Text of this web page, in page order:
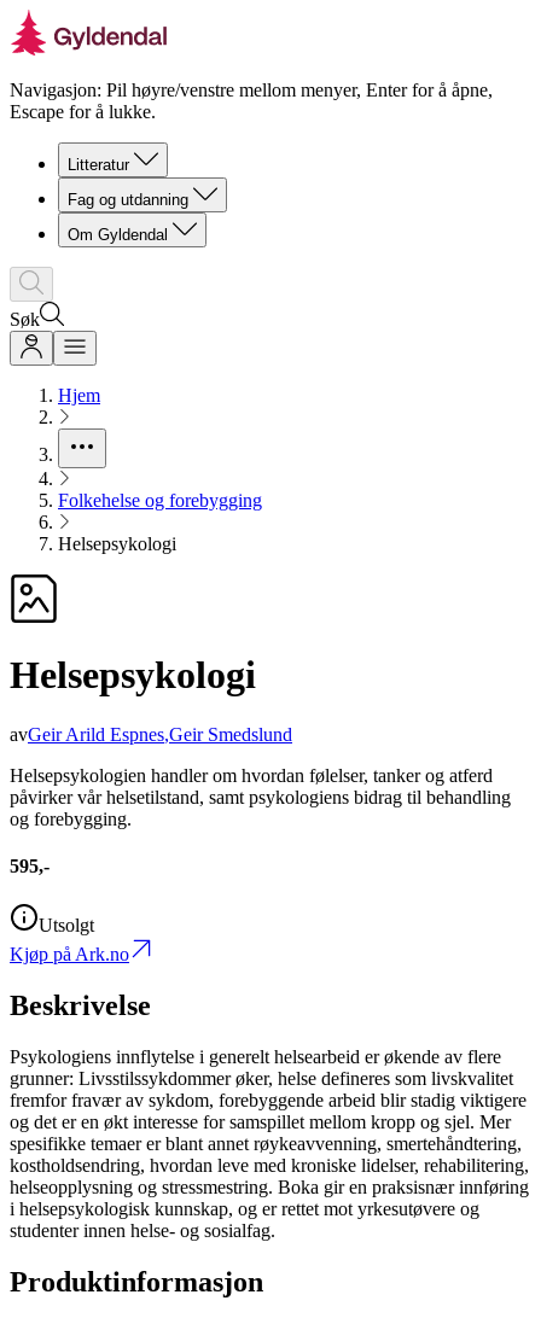
Navigasjon: Pil høyre/venstre mellom menyer, Enter for å åpne,
Escape for å lukke.
Litteratur
Fag og utdanning
Om Gyldendal
Søk
Hjem
Folkehelse og forebygging
Helsepsykologi
Helsepsykologi
avGeir Arild Espnes,Geir Smedslund
Helsepsykologien handler om hvordan følelser, tanker og atferd
påvirker vår helsetilstand, samt psykologiens bidrag til behandling
og forebygging.
595,-
Utsolgt
Kjøp på Ark.no
Beskrivelse
Psykologiens innflytelse i generelt helsearbeid er økende av flere
grunner: Livsstilssykdommer øker, helse defineres som livskvalitet
fremfor fravær av sykdom, forebyggende arbeid blir stadig viktigere
og det er en økt interesse for samspillet mellom kropp og sjel. Mer
spesifikke temaer er blant annet røykeavvenning, smertehåndtering,
kostholdsendring, hvordan leve med kroniske lidelser, rehabilitering,
helseopplysning og stressmestring. Boka gir en praksisnær innføring
i helsepsykologisk kunnskap, og er rettet mot yrkesutøvere og
studenter innen helse- og sosialfag.
Produktinformasjon